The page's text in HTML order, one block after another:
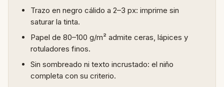
Trazo en negro cálido a 2–3 px: imprime sin
saturar la tinta.
Papel de 80–100 g/m² admite ceras, lápices y
rotuladores finos.
Sin sombreado ni texto incrustado: el niño
completa con su criterio.